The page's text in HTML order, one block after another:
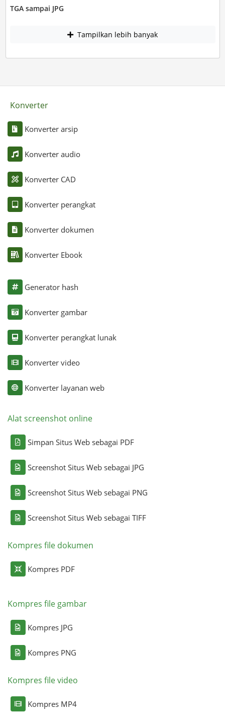
TGA sampai JPG
Tampilkan lebih banyak
Konverter
Konverter arsip
Konverter audio
Konverter CAD
Konverter perangkat
Konverter dokumen
Konverter Ebook
Generator hash
Konverter gambar
Konverter perangkat lunak
Konverter video
Konverter layanan web
Alat screenshot online
Simpan Situs Web sebagai PDF
Screenshot Situs Web sebagai JPG
Screenshot Situs Web sebagai PNG
Screenshot Situs Web sebagai TIFF
Kompres file dokumen
Kompres PDF
Kompres file gambar
Kompres JPG
Kompres PNG
Kompres file video
Kompres MP4